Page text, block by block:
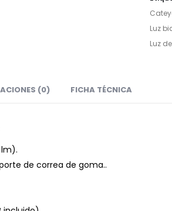
Luz
Luz
(0) FICHA TÉCNICA
de correa de goma..